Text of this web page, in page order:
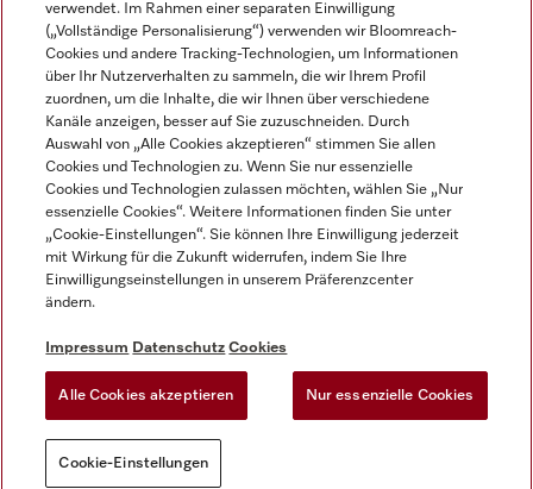
Impressum
Datenschutz
Cookie-Einstellungen
Miele auf YoutubeMiele auf Instagram
Miele auf Facebook
Miele auf LinkedInMiele auf LinkedIn
verwendet. Im Rahmen einer separaten Einwilligung
(„Vollständige Personalisierung“) verwenden wir Bloomreach-
Cookies und andere Tracking-Technologien, um Informationen
über Ihr Nutzerverhalten zu sammeln, die wir Ihrem Profil
zuordnen, um die Inhalte, die wir Ihnen über verschiedene
Kanäle anzeigen, besser auf Sie zuzuschneiden. Durch
Auswahl von „Alle Cookies akzeptieren“ stimmen Sie allen
Cookies und Technologien zu. Wenn Sie nur essenzielle
Cookies und Technologien zulassen möchten, wählen Sie „Nur
essenzielle Cookies“. Weitere Informationen finden Sie unter
„Cookie-Einstellungen“. Sie können Ihre Einwilligung jederzeit
mit Wirkung für die Zukunft widerrufen, indem Sie Ihre
Einwilligungseinstellungen in unserem Präferenzcenter
ändern.
Impressum Datenschutz Cookies
Alle Cookies akzeptieren Nur essenzielle Cookies
Cookie-Einstellungen